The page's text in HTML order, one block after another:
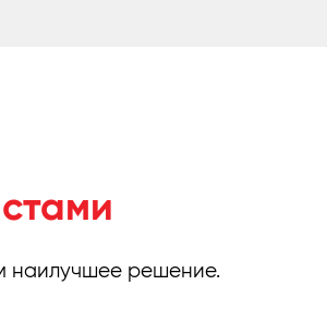
наилучшее решение.